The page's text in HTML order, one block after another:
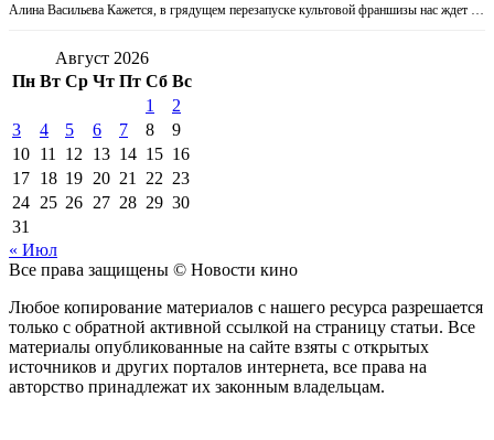
Алина Васильева Кажется, в грядущем перезапуске культовой франшизы нас ждет …
Август 2026
Пн Вт Ср Чт Пт Сб Вс
1
2
3
4 5 6 7 8
9
10 11 12 13 14 15 16
17 18 19 20 21 22 23
24 25 26 27 28 29 30
31
« Июл
Все права защищены © Новости кино
Любое копирование материалов с нашего ресурса разрешается
только с обратной активной ссылкой на страницу статьи. Все
материалы опубликованные на сайте взяты с открытых
источников и других порталов интернета, все права на
авторство принадлежат их законным владельцам.